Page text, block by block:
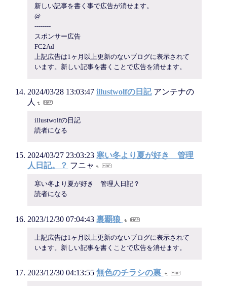
新しい記事を書く事で広告が消せます。
@
--------
スポンサー広告
FC2Ad
上記広告は1ヶ月以上更新のないブログに表示されて
います。新しい記事を書くことで広告を消せます。
2024/03/28 13:03:47 illustwolfの日記 アンテナの
人
illustwolfの日記
読者になる
2024/03/27 23:03:23 寒い冬より夏が好き 管理
人日記。？ フニャ
寒い冬より夏が好き 管理人日記？
読者になる
2023/12/30 07:04:43 裏覇狼
上記広告は1ヶ月以上更新のないブログに表示されて
います。新しい記事を書くことで広告を消せます。
2023/12/30 04:13:55 無色のチラシの裏